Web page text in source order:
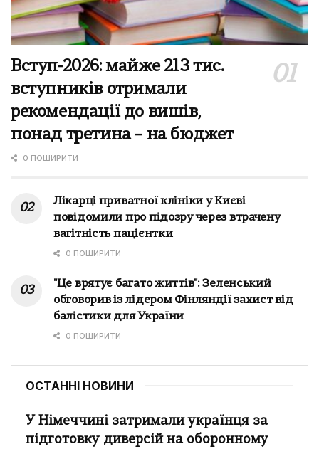
Вступ-2026: майже 213 тис.
вступників отримали
рекомендації до вишів,
понад третина – на бюджет
0 ПОШИРИТИ
Лікарці приватної клініки у Києві
повідомили про підозру через втрачену
вагітність пацієнтки
0 ПОШИРИТИ
"Це врятує багато життів": Зеленський
обговорив із лідером Фінляндії захист від
балістики для України
0 ПОШИРИТИ
ОСТАННІ НОВИНИ
У Німеччині затримали українця за
підготовку диверсій на оборонному